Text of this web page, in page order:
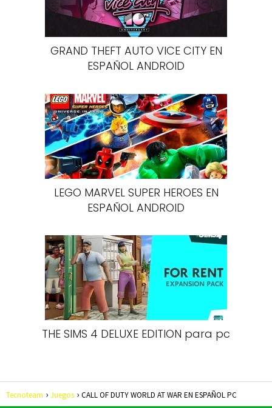
GRAND THEFT AUTO VICE CITY EN
ESPAÑOL ANDROID
LEGO MARVEL SUPER HEROES EN
ESPAÑOL ANDROID
THE SIMS 4 DELUXE EDITION para pc
Tecnoteam Juegos CALL OF DUTY WORLD AT WAR EN ESPAÑOL PC